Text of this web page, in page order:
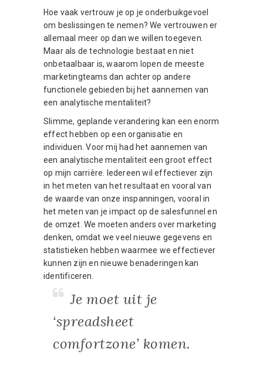
Hoe vaak vertrouw je op je onderbuikgevoel
om beslissingen te nemen? We vertrouwen er
allemaal meer op dan we willen toegeven.
Maar als de technologie bestaat en niet
onbetaalbaar is, waarom lopen de meeste
marketingteams dan achter op andere
functionele gebieden bij het aannemen van
een analytische mentaliteit?
Slimme, geplande verandering kan een enorm
effect hebben op een organisatie en
individuen. Voor mij had het aannemen van
een analytische mentaliteit een groot effect
op mijn carrière. Iedereen wil effectiever zijn
in het meten van het resultaat en vooral van
de waarde van onze inspanningen, vooral in
het meten van je impact op de salesfunnel en
de omzet. We moeten anders over marketing
denken, omdat we veel nieuwe gegevens en
statistieken hebben waarmee we effectiever
kunnen zijn en nieuwe benaderingen kan
identificeren.
Je moet uit je
‘spreadsheet
comfortzone’ komen.